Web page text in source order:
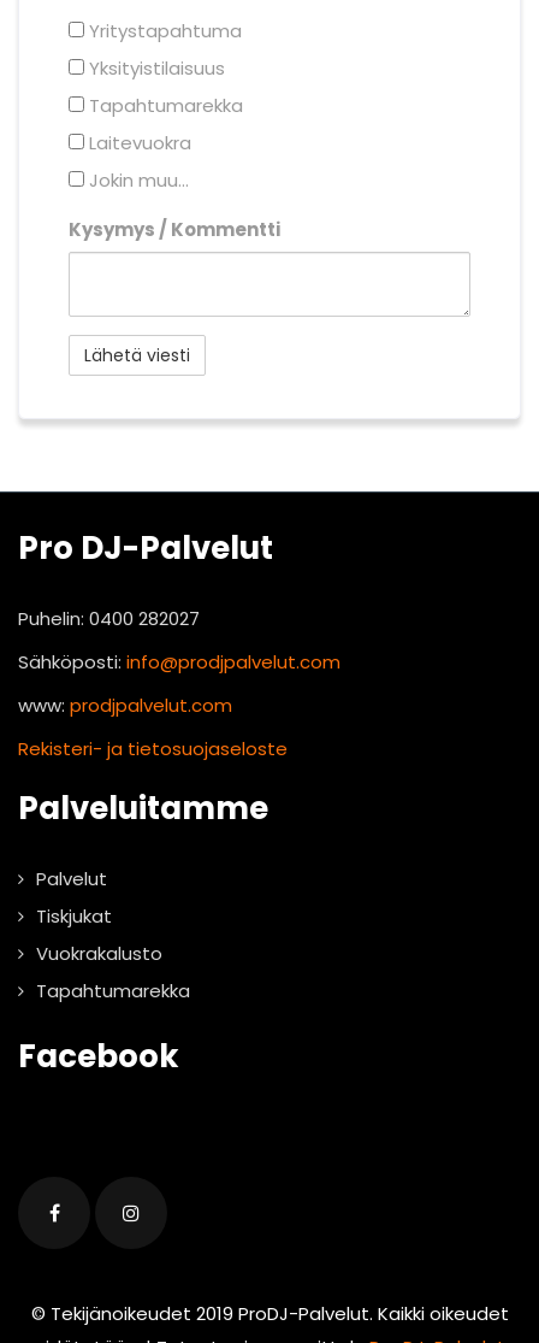
Yritystapahtuma
Yksityistilaisuus
Tapahtumarekka
Laitevuokra
Jokin muu...
Kysymys / Kommentti
Pro DJ-Palvelut
Puhelin: 0400 282027
Sähköposti: info@prodjpalvelut.com
www: prodjpalvelut.com
Rekisteri- ja tietosuojaseloste
Palveluitamme
Palvelut
Tiskjukat
Vuokrakalusto
Tapahtumarekka
Facebook
© Tekijänoikeudet 2019 ProDJ-Palvelut. Kaikki oikeudet